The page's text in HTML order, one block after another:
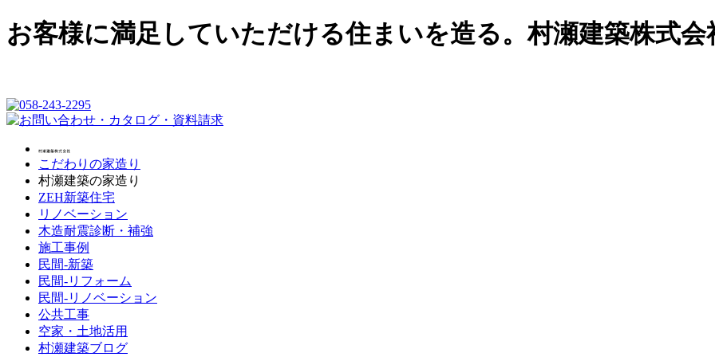
お客様に満足していただける住まいを造る。村瀬建築株式会
こだわりの家造り
村瀬建築の家造り
ZEH新築住宅
リノベーション
木造耐震診断・補強
施工事例
民間-新築
民間-リフォーム
民間-リノベーション
公共工事
空家・土地活用
村瀬建築ブログ